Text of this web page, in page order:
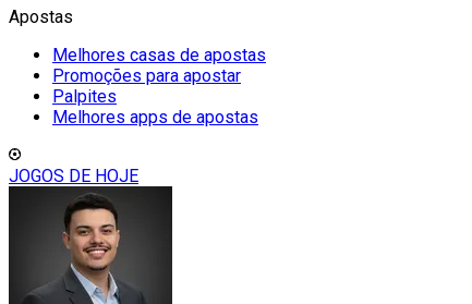
Apostas
Melhores casas de apostas
Promoções para apostar
Palpites
Melhores apps de apostas
JOGOS DE HOJE